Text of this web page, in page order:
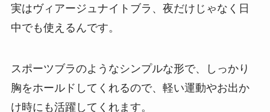
実はヴィアージュナイトブラ、夜だけじゃなく日
中でも使えるんです。
スポーツブラのようなシンプルな形で、しっかり
胸をホールドしてくれるので、軽い運動やお出か
け時にも活躍してくれます。